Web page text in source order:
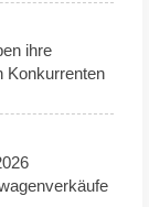
ihre
Konkurrenten